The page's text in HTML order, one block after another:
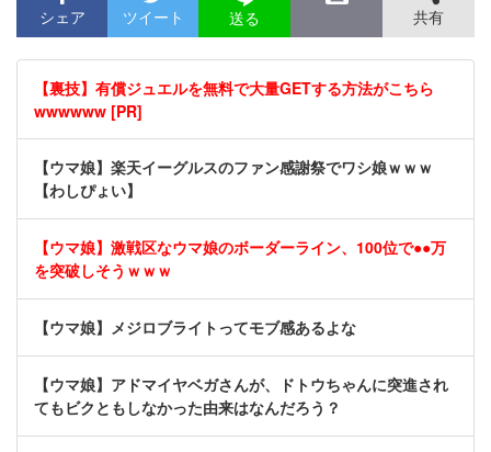
シェア ツイート 送る 共有
【裏技】有償ジュエルを無料で大量GETする方法がこちら
wwwwww [PR]
【ウマ娘】楽天イーグルスのファン感謝祭でワシ娘ｗｗｗ
【わしぴょい】
【ウマ娘】激戦区なウマ娘のボーダーライン、100位で●●万
を突破しそうｗｗｗ
【ウマ娘】メジロブライトってモブ感あるよな
【ウマ娘】アドマイヤベガさんが、ドトウちゃんに突進され
てもビクともしなかった由来はなんだろう？